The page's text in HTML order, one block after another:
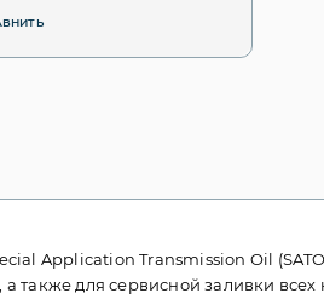
Application Transmission Oil
а также для сервисной заливки